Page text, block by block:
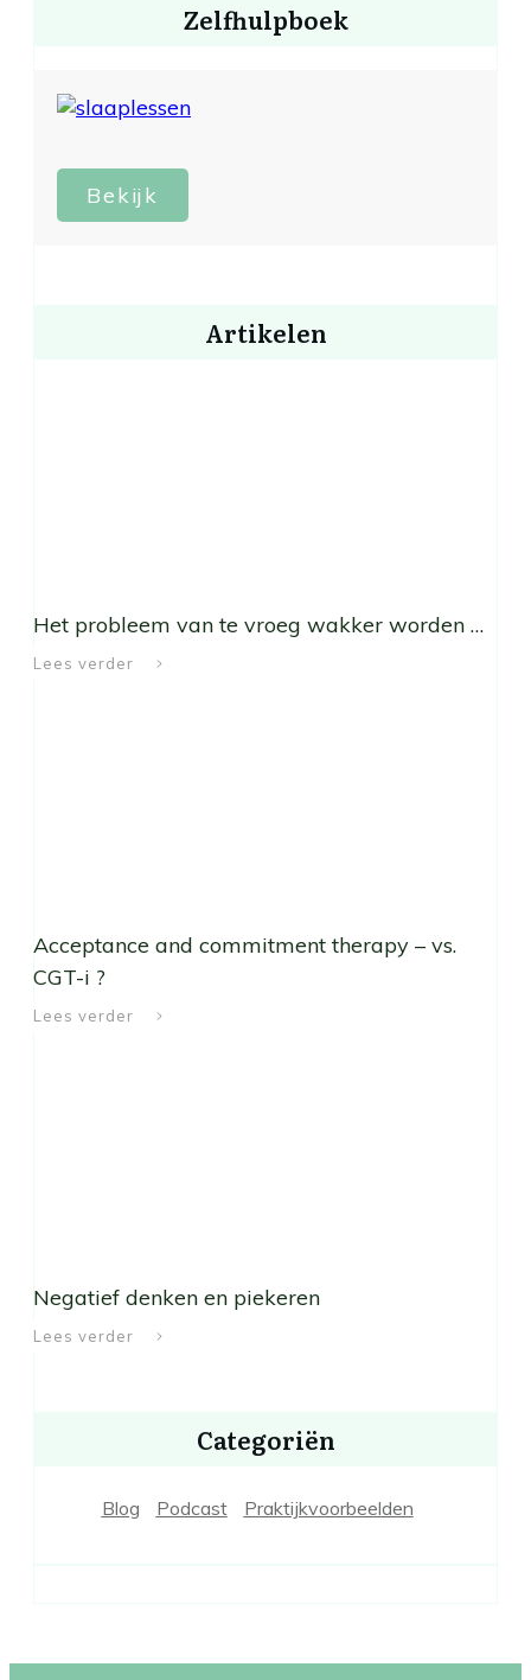
Zelfhulpboek
Bekijk
Artikelen
Het probleem van te vroeg wakker worden …
Lees verder
Acceptance and commitment therapy – vs.
CGT-i ?
Lees verder
Negatief denken en piekeren
Lees verder
Categoriën
Blog Podcast Praktijkvoorbeelden